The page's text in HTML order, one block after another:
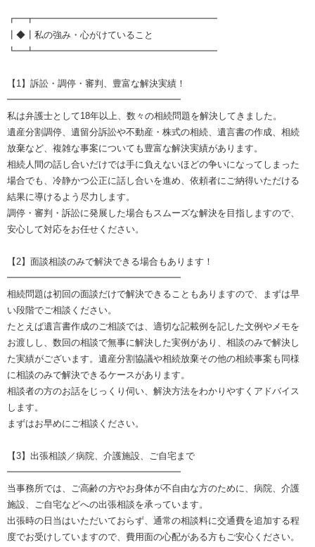
┏━┳━━━━━━━━━━━━━━━━━━━━
┃◆┃私の強み・心がけていること
┗━┻━━━━━━━━━━━━━━━━━━━━
【1】訴訟・調停・審判、豊富な解決実績！
━━━━━━━━━━━━━━━━━━━
私は弁護士として18年以上、数々の相続問題を解決してきました。
遺産分割調停、遺留分訴訟や不動産・株式の相続、遺言書の作成、相続
放棄など、複雑な事案についても豊富な解決実績があります。
相続人間の話し合いだけでは手に負えないほどの争いになってしまった
場合でも、冷静かつ公正に話し合いを進め、依頼者にご納得いただける
結果に導けるよう尽力します。
調停・審判・訴訟に発展した場合もスムーズな解決を目指しますので、
安心して対応をお任せください。
【2】面談相談のみで解決できる場合もあります！
━━━━━━━━━━━━━━━━━━━
相続問題は初回の面談だけで解決できることもありますので、まずは早
い段階でご相談ください。
たとえば遺言書作成のご相談では、適切な記載例を記した文例やメモを
お渡しし、数回の相談で無事に解決した実例があり、相談のみで解決し
た実績がございます。遺産分割協議や相続放棄その他の相続事案も同様
に相談のみで解決できるケースがあります。
相談者の方のお話をじっくり伺い、解決方法をわかりやすくアドバイス
します。
まずはお早めにご相談ください。
【3】出張相談／病院、介護施設、ご自宅まで
━━━━━━━━━━━━━━━━━━━
当事務所では、ご高齢の方やお身体が不自由な方のために、病院、介護
施設、ご自宅などへの出張相談を承っています。
出張時の日当はいただいておらず、通常の相談料に交通費を追加する程
度でお受けしていますので、費用面の心配がある方もご安心ください。